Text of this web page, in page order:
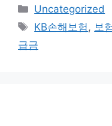
카
테
리
Uncategorized
태
그
KB손해보험, 보
급금